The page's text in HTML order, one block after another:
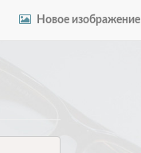
Новое изображение